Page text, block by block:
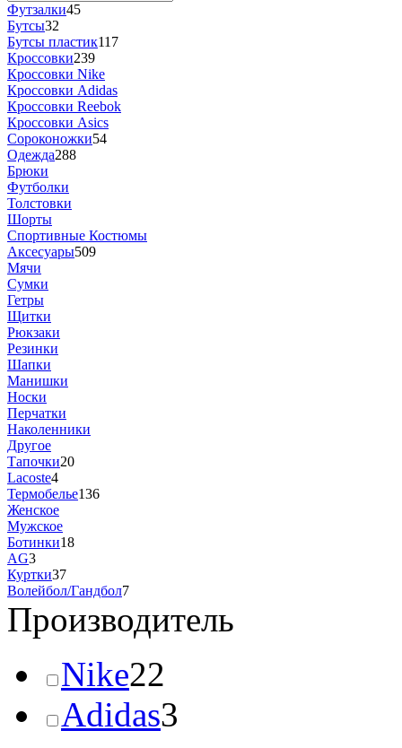
Футзалки45
Бутсы32
Бутсы пластик117
Кроссовки239
Кроссовки Nike
Кроссовки Adidas
Кроссовки Reebok
Кроссовки Asics
Сороконожки54
Одежда288
Брюки
Футболки
Толстовки
Шорты
Спортивные Костюмы
Аксесуары509
Мячи
Сумки
Гетры
Щитки
Рюкзаки
Резинки
Шапки
Манишки
Носки
Перчатки
Наколенники
Другое
Тапочки20
Lacoste4
Термобелье136
Женское
Мужское
Ботинки18
AG3
Куртки37
Волейбол/Гандбол7
Производитель
Nike22
Adidas3